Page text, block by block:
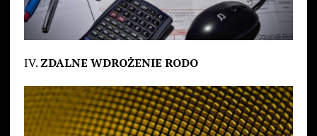
IV. ZDALNE WDROŻENIE RODO